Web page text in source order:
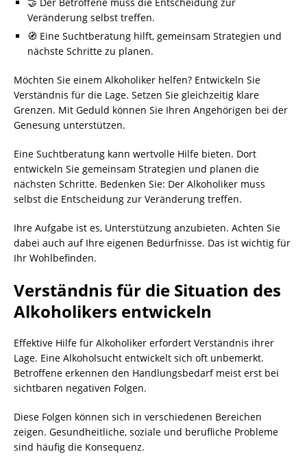
Veränderung selbst treffen.
🧭 Eine Suchtberatung hilft, gemeinsam Strategien und
nächste Schritte zu planen.
Möchten Sie einem Alkoholiker helfen? Entwickeln Sie
Verständnis für die Lage. Setzen Sie gleichzeitig klare
Grenzen. Mit Geduld können Sie Ihren Angehörigen bei der
Genesung unterstützen.
Eine Suchtberatung kann wertvolle Hilfe bieten. Dort
entwickeln Sie gemeinsam Strategien und planen die
nächsten Schritte. Bedenken Sie: Der Alkoholiker muss
selbst die Entscheidung zur Veränderung treffen.
Ihre Aufgabe ist es, Unterstützung anzubieten. Achten Sie
dabei auch auf Ihre eigenen Bedürfnisse. Das ist wichtig für
Ihr Wohlbefinden.
Verständnis für die Situation des
Alkoholikers entwickeln
Effektive Hilfe für Alkoholiker erfordert Verständnis ihrer
Lage. Eine Alkoholsucht entwickelt sich oft unbemerkt.
Betroffene erkennen den Handlungsbedarf meist erst bei
sichtbaren negativen Folgen.
Diese Folgen können sich in verschiedenen Bereichen
zeigen. Gesundheitliche, soziale und berufliche Probleme
sind häufig die Konsequenz.